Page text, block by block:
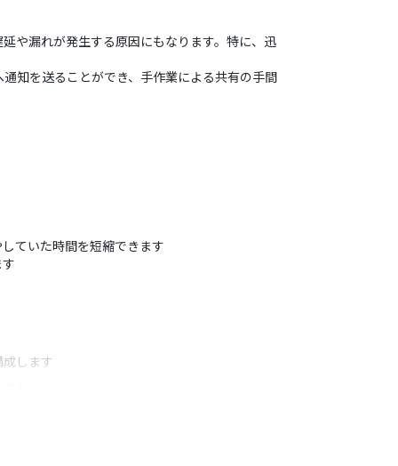
や漏れが発生する原因にもなります。特に、迅
知を送ることができ、手作業による共有の手間
ていた時間を短縮できます
します